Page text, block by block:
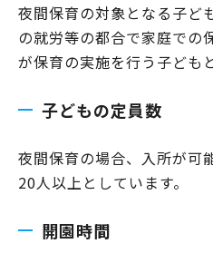
夜間保育の対象となる子ど
の就労等の都合で家庭での
が保育の実施を行う子ども
子どもの定員数
夜間保育の場合、入所が可
20人以上としています。
開園時間